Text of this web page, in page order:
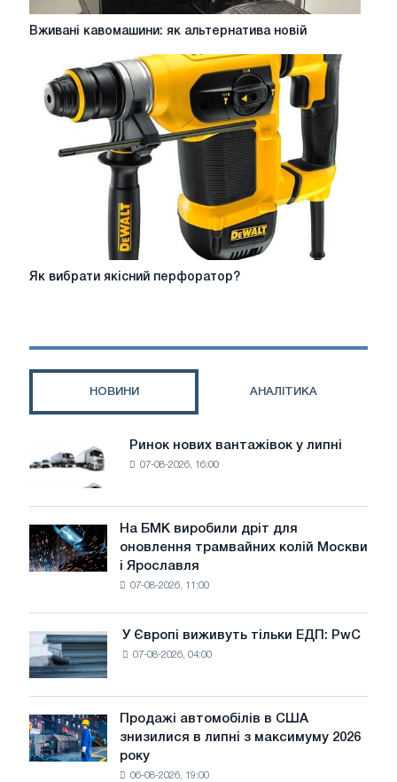
Вживані
альтернатива
новій
Вживані кавомашини: як альтернатива новій
Як
Як вибрати якісний перфоратор?
НОВИНИ АНАЛІТИКА
Ринок
нових
вантажівок
у
липні
Ринок нових вантажівок у липні
07-08-2026, 16:00
На
БМК
виробили
трамвайних
колій
Ярославля
На БМК виробили дріт для
оновлення трамвайних колій Москви
і Ярославля
07-08-2026, 11:00
Європі
виживуть
тільки
ЕДП:
PwC
У Європі виживуть тільки ЕДП: PwC
07-08-2026, 04:00
Продажі
автомобілів
в
Продажі автомобілів в США
знизилися в липні з максимуму 2026
року
06-08-2026, 19:00